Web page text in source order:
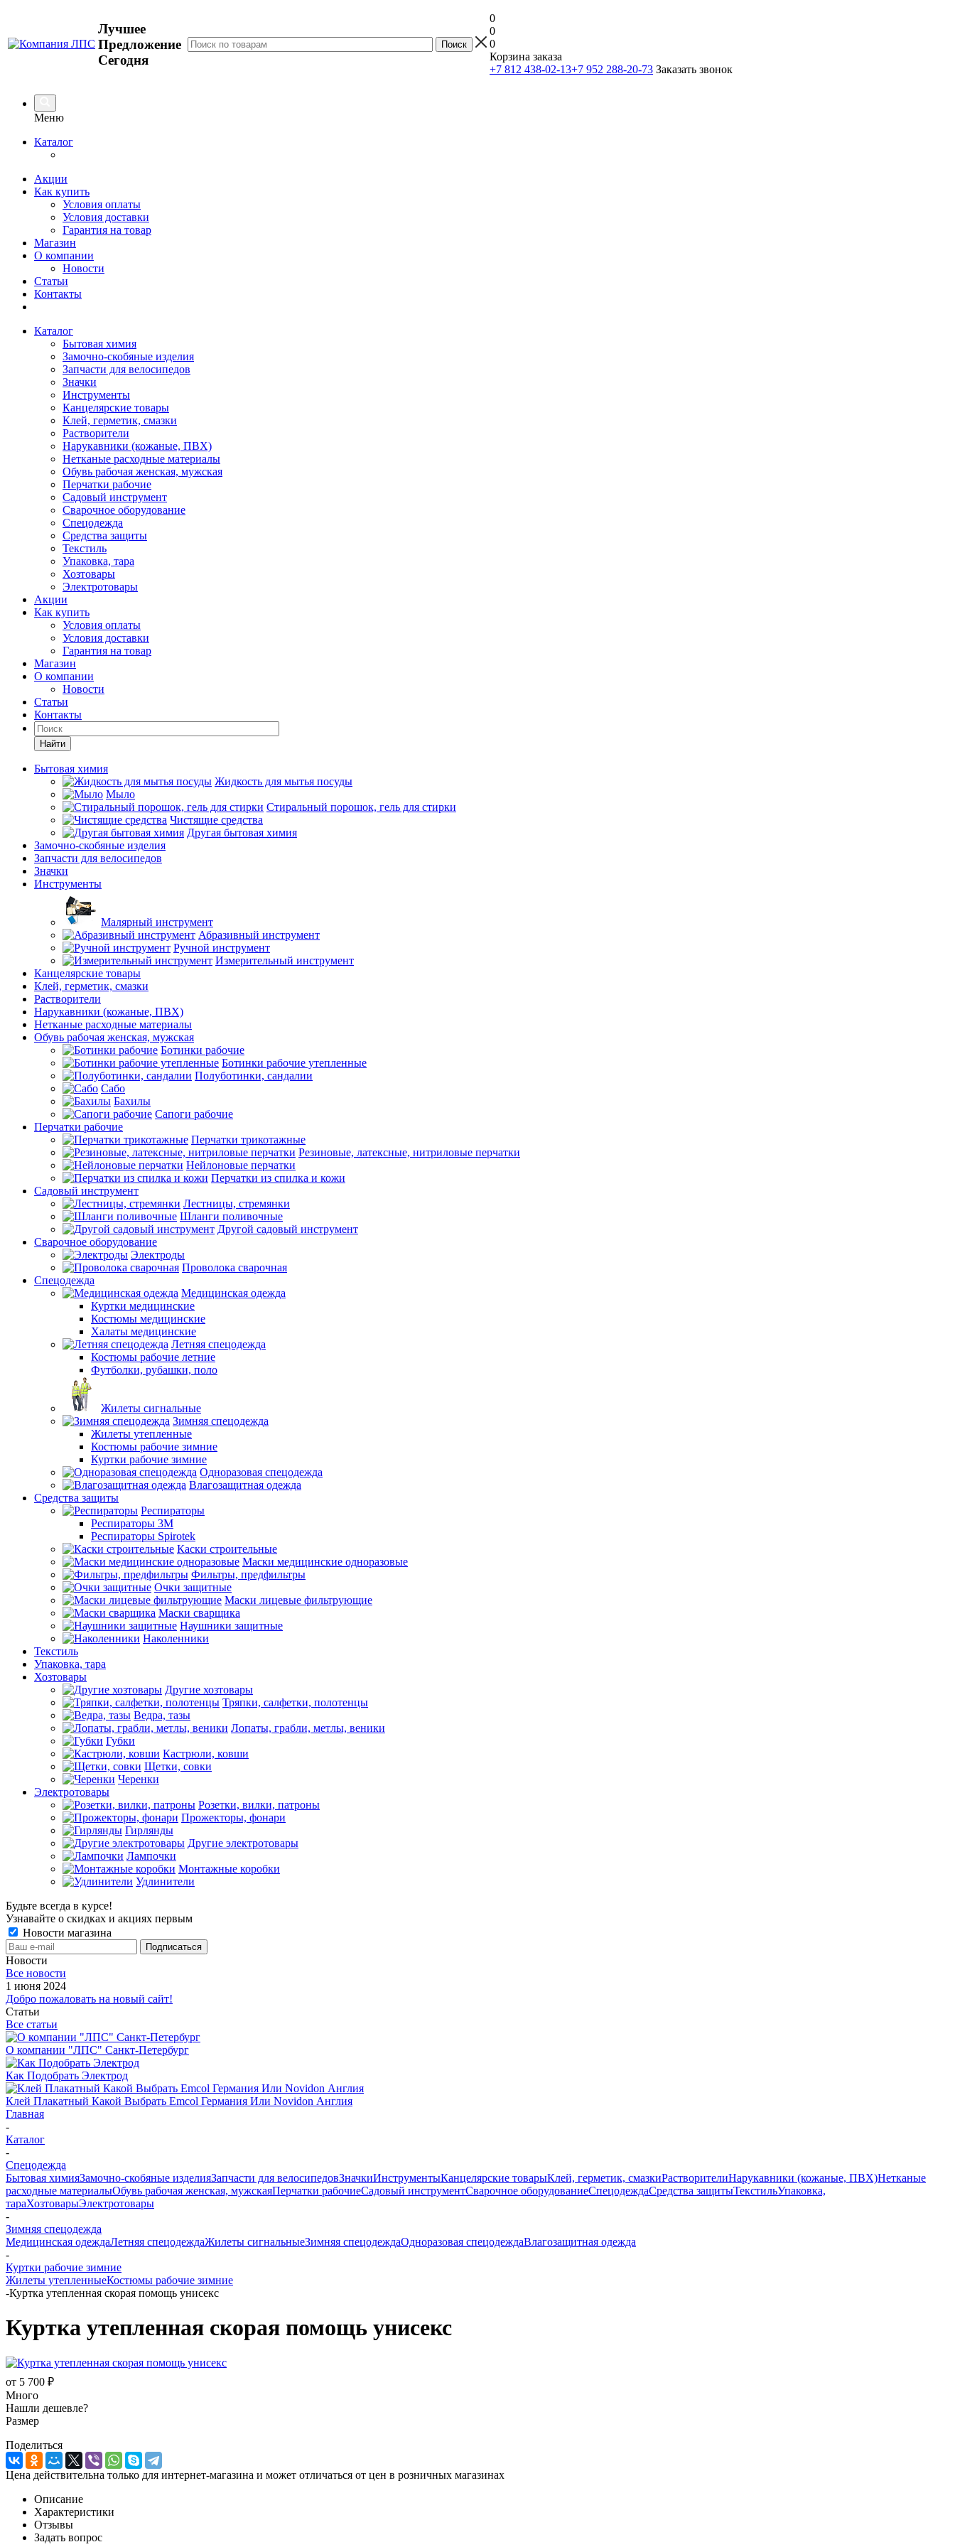
Лучшее
Предложение
Сегодня
0
0
0
Корзина заказа
+7 812 438-02-13+7 952 288-20-73 Заказать звонок
Меню
Каталог
Акции
Как купить
Условия оплаты
Условия доставки
Гарантия на товар
Магазин
О компании
Новости
Статьи
Контакты
Каталог
Бытовая химия
Замочно-скобяные изделия
Запчасти для велосипедов
Значки
Инструменты
Канцелярские товары
Клей, герметик, смазки
Растворители
Нарукавники (кожаные, ПВХ)
Нетканые расходные материалы
Обувь рабочая женская, мужская
Перчатки рабочие
Садовый инструмент
Сварочное оборудование
Спецодежда
Средства защиты
Текстиль
Упаковка, тара
Хозтовары
Электротовары
Акции
Как купить
Условия оплаты
Условия доставки
Гарантия на товар
Магазин
О компании
Новости
Статьи
Контакты
Найти
Бытовая химия
Жидкость для мытья посуды
Мыло
Стиральный порошок, гель для стирки
Чистящие средства
Другая бытовая химия
Замочно-скобяные изделия
Запчасти для велосипедов
Значки
Инструменты
Малярный инструмент
Абразивный инструмент
Ручной инструмент
Измерительный инструмент
Канцелярские товары
Клей, герметик, смазки
Растворители
Нарукавники (кожаные, ПВХ)
Нетканые расходные материалы
Обувь рабочая женская, мужская
Ботинки рабочие
Ботинки рабочие утепленные
Полуботинки, сандалии
Сабо
Бахилы
Сапоги рабочие
Перчатки рабочие
Перчатки трикотажные
Резиновые, латексные, нитриловые перчатки
Нейлоновые перчатки
Перчатки из спилка и кожи
Садовый инструмент
Лестницы, стремянки
Шланги поливочные
Другой садовый инструмент
Сварочное оборудование
Электроды
Проволока сварочная
Спецодежда
Медицинская одежда
Куртки медицинские
Костюмы медицинские
Халаты медицинские
Летняя спецодежда
Костюмы рабочие летние
Футболки, рубашки, поло
Жилеты сигнальные
Зимняя спецодежда
Жилеты утепленные
Костюмы рабочие зимние
Куртки рабочие зимние
Одноразовая спецодежда
Влагозащитная одежда
Средства защиты
Респираторы
Респираторы 3М
Респираторы Spirotek
Каски строительные
Маски медицинские одноразовые
Фильтры, предфильтры
Очки защитные
Маски лицевые фильтрующие
Маски сварщика
Наушники защитные
Наколенники
Текстиль
Упаковка, тара
Хозтовары
Другие хозтовары
Тряпки, салфетки, полотенцы
Ведра, тазы
Лопаты, грабли, метлы, веники
Губки
Кастрюли, ковши
Щетки, совки
Черенки
Электротовары
Розетки, вилки, патроны
Прожекторы, фонари
Гирлянды
Другие электротовары
Лампочки
Монтажные коробки
Удлинители
Будьте всегда в курсе!
Узнавайте о скидках и акциях первым
Новости магазина
Новости
Все новости
1 июня 2024
Добро пожаловать на новый сайт!
Статьи
Все статьи
О компании "ЛПС" Санкт-Петербург
Как Подобрать Электрод
Клей Плакатный Какой Выбрать Emcol Германия Или Novidon Англия
Главная
-
Каталог
-
Спецодежда
Бытовая химияЗамочно-скобяные изделияЗапчасти для велосипедовЗначкиИнструментыКанцелярские товарыКлей, герметик, смазкиРастворителиНарукавники (кожаные, ПВХ)Нетканые
расходные материалыОбувь рабочая женская, мужскаяПерчатки рабочиеСадовый инструментСварочное оборудованиеСпецодеждаСредства защитыТекстильУпаковка,
тараХозтоварыЭлектротовары
-
Зимняя спецодежда
Медицинская одеждаЛетняя спецодеждаЖилеты сигнальныеЗимняя спецодеждаОдноразовая спецодеждаВлагозащитная одежда
-
Куртки рабочие зимние
Жилеты утепленныеКостюмы рабочие зимние
-Куртка утепленная скорая помощь унисекс
Куртка утепленная скорая помощь унисекс
от 5 700 ₽
Много
Нашли дешевле?
Размер
Поделиться
Цена действительна только для интернет-магазина и может отличаться от цен в розничных магазинах
Описание
Характеристики
Отзывы
Задать вопрос